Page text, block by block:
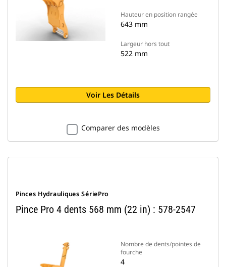
Hauteur en position rangée
643 mm
Largeur hors tout
522 mm
Voir Les Détails
Comparer des modèles
Pinces Hydrauliques SériePro
Pince Pro 4 dents 568 mm (22 in) : 578-2547
Nombre de dents/pointes de
fourche
4